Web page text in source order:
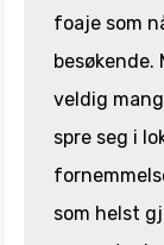
foaje som
besøkende.
veldig
spre seg i
som helst